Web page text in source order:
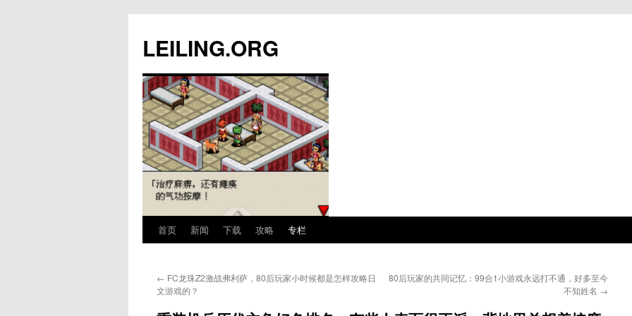
文
LEILING.ORG
首页 新闻 下载 攻略 专栏
← FC龙珠Z2激战弗利萨，80后玩家小时候都是怎样攻略日
文游戏的？
80后玩家的共同记忆：99合1小游戏永远打不通，好多至今
不知姓名 →